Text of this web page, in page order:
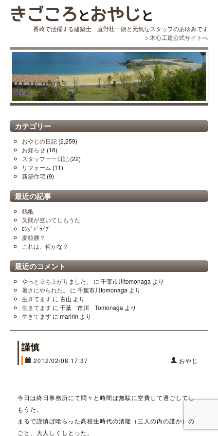
長崎で活躍する建築士 直野壮一朗と元気なスタッフのあゆみです
> 木心工建公式サイトへ
カテゴリー
おやじの日記 (2,259)
お知らせ (16)
スタッフーー日記 (22)
リフォーム (11)
新築住宅 (9)
最近の記事
鶴亀
又間が空いてしもうた
ﾛﾝｸﾞﾄﾞﾗｲﾌﾞ
麦粒腫？
これは、何かな？
最近のコメント
やっと立ち上がりました。 に 千葉市川tomonaga より
暑さにやられた。
に 千葉市川tomonaga より
生きてます に 古山 より
生きてます に 千葉 市川 Tomonaga より
生きてます に maririn より
謹慎
2012/02/08 17:37 おやじ
今日は終日事務所にて悶々と時間ば無駄に空費して過ごしてし
もうた。
まるで謹慎ば喰らった高校生時代の清隆（三人の内の誰か）の
ごと、大人しくしとった。